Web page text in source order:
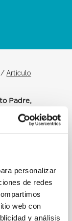
personalizar
de redes
web con
y análisis
/Artículo
Padre,
Y
DEL
por
creyentes.
trabajo